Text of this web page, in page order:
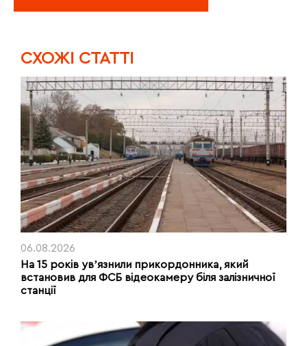
CХОЖІ СТАТТІ
06.08.2026
На 15 років увʼязнили прикордонника, який
встановив для ФСБ відеокамеру біля залізничної
станції